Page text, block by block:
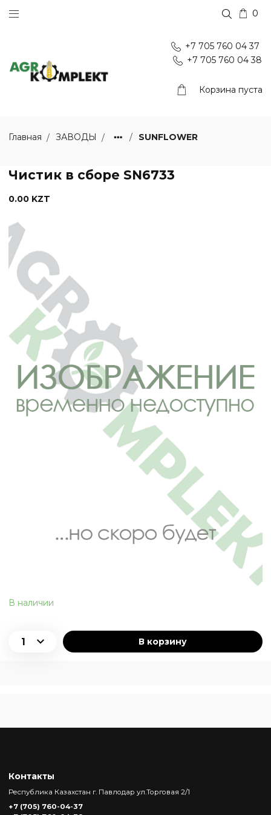
0
+7 705 760 04 37
+7 705 760 04 38
Корзина пуста
Главная ЗАВОДЫ SUNFLOWER
Чистик в сборе SN6733
В наличии
0.00 KZT
В корзину
Контакты
Республика Казахстан г. Павлодар ул.Торговая 2/1
+7 (705) 760-04-37